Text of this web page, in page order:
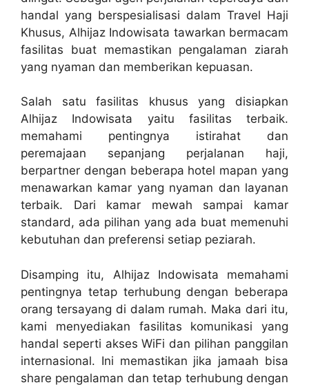
handal yang berspesialisasi dalam Travel Haji
Khusus, Alhijaz Indowisata tawarkan bermacam
fasilitas buat memastikan pengalaman ziarah
yang nyaman dan memberikan kepuasan.
Salah satu fasilitas khusus yang disiapkan
Alhijaz Indowisata yaitu fasilitas terbaik.
memahami pentingnya istirahat dan
peremajaan sepanjang perjalanan haji,
berpartner dengan beberapa hotel mapan yang
menawarkan kamar yang nyaman dan layanan
terbaik. Dari kamar mewah sampai kamar
standard, ada pilihan yang ada buat memenuhi
kebutuhan dan preferensi setiap peziarah.
Disamping itu, Alhijaz Indowisata memahami
pentingnya tetap terhubung dengan beberapa
orang tersayang di dalam rumah. Maka dari itu,
kami menyediakan fasilitas komunikasi yang
handal seperti akses WiFi dan pilihan panggilan
internasional. Ini memastikan jika jamaah bisa
share pengalaman dan tetap terhubung dengan